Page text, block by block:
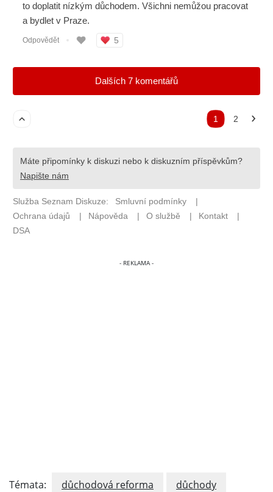
Témata: důchodová reforma důchody